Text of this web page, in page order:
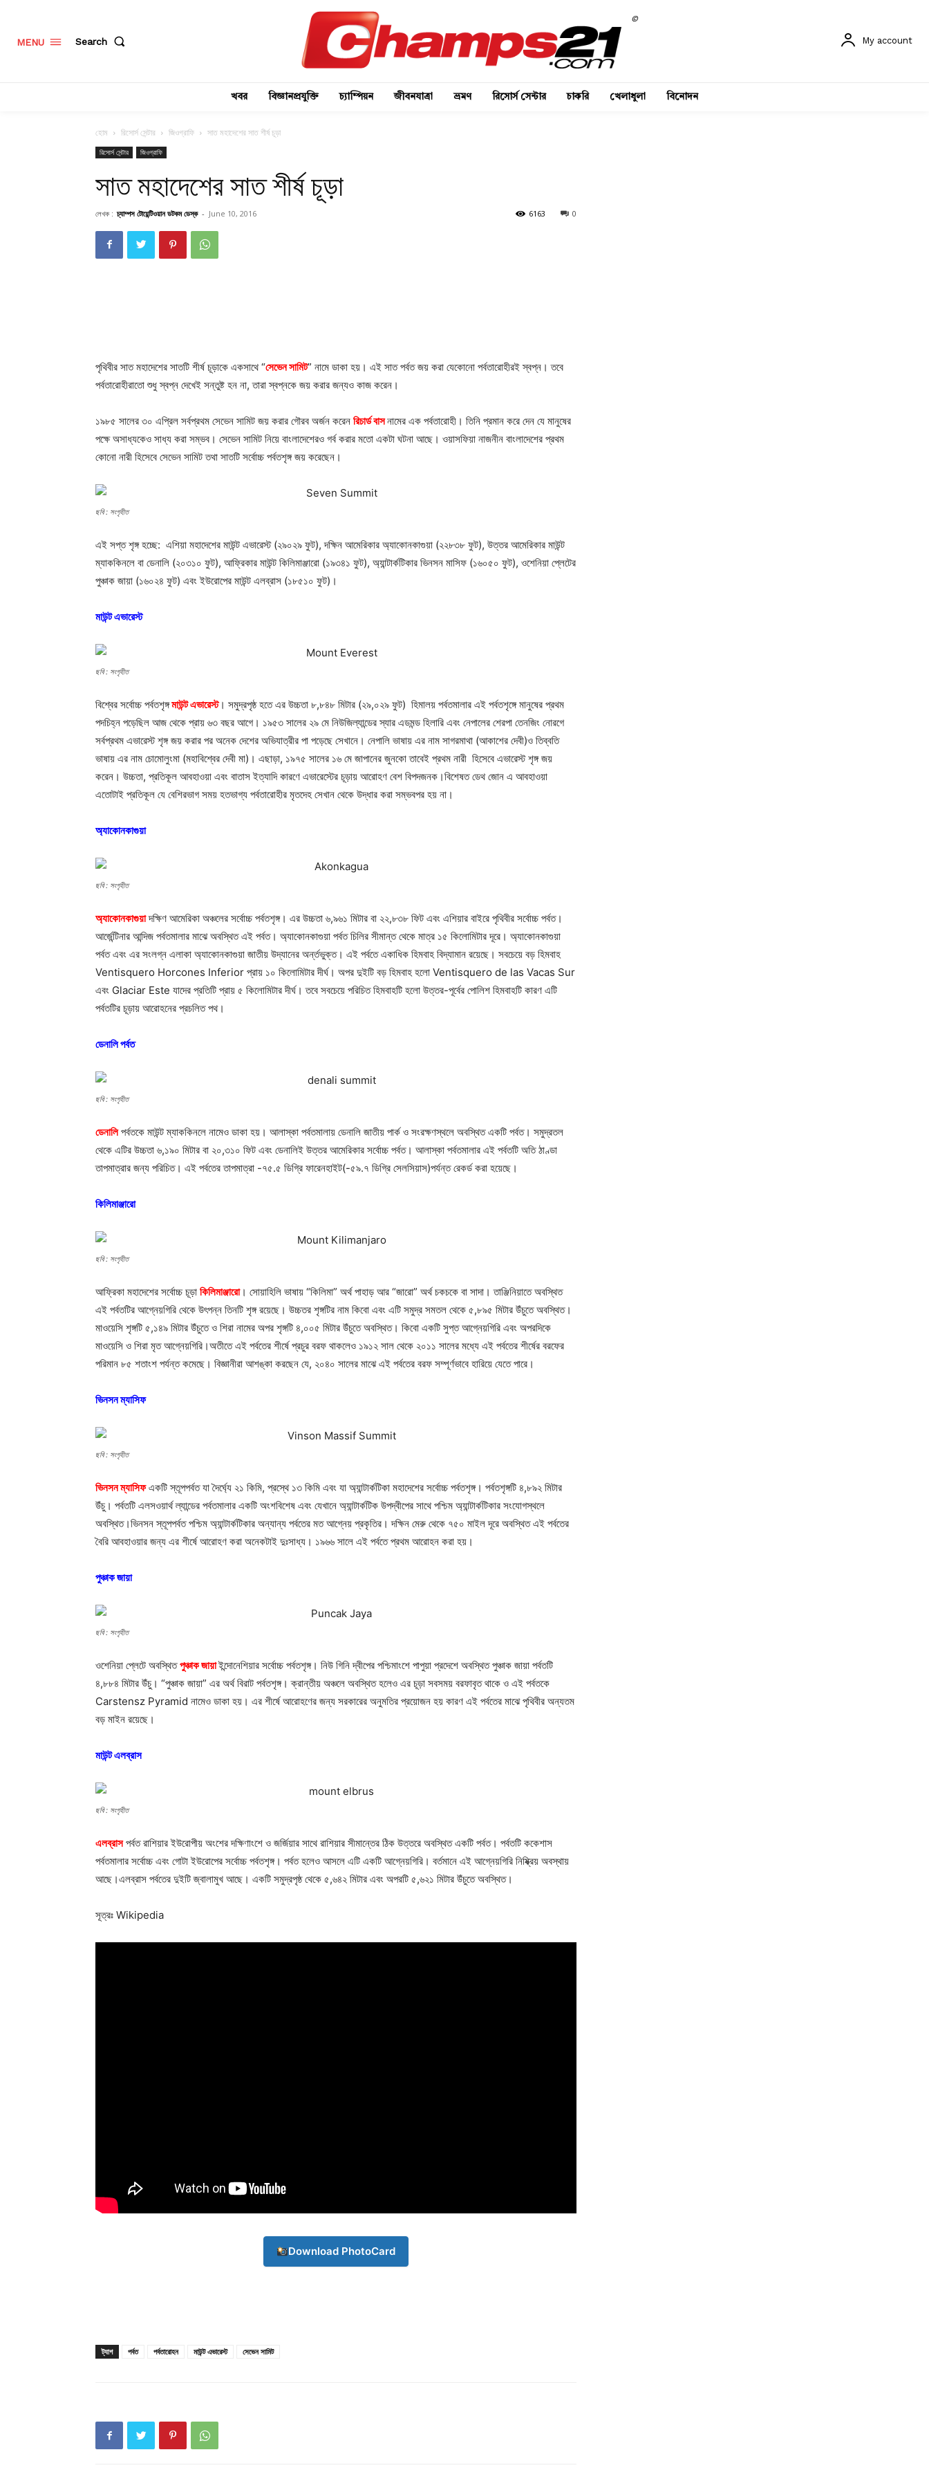
Champs21
Company
About
Contact us
MENU Search
©
My account
খবর বিজ্ঞানপ্রযুক্তি চ্যাম্পিয়ন জীবনযাত্রা ভ্রমণ রিসোর্স সেন্টার চাকরি খেলাধুলা বিনোদন
হোম রিসোর্স সেন্টার জিওগ্রাফি সাত মহাদেশের সাত শীর্ষ চূড়া
রিসোর্স সেন্টার জিওগ্রাফি
সাত মহাদেশের সাত শীর্ষ চূড়া
লেখক : চ্যাম্পস টোয়েন্টিওয়ান ডটকম ডেস্ক - June 10, 2016 0
6163
পৃথিবীর সাত মহাদেশের সাতটি শীর্ষ চূড়াকে একসাথে “সেভেন সামিট” নামে ডাকা হয়। এই সাত পর্বত জয় করা যেকোনো পর্বতারোহীরই স্বপ্ন। তবে
পর্বতারোহীরাতো শুধু স্বপ্ন দেখেই সন্তুষ্ট হন না, তারা স্বপ্নকে জয় করার জন্যও কাজ করেন।
১৯৮৫ সালের ৩০ এপ্রিল সর্বপ্রথম সেভেন সামিট জয় করার গৌরব অর্জন করেন রিচার্ড বাসনামের এক পর্বতারোহী। তিনি প্রমান করে দেন যে মানুষের
পক্ষে অসাধ্যকেও সাধ্য করা সম্ভব। সেভেন সামিট নিয়ে বাংলাদেশেরও গর্ব করার মতো একটা ঘটনা আছে। ওয়াসফিয়া নাজনীন বাংলাদেশের প্রথম
কোনো নারী হিসেবে সেভেন সামিট তথা সাতটি সর্বোচ্চ পর্বতশৃঙ্গ জয় করেছেন।
ছবি : সংগৃহীত
এই সপ্ত শৃঙ্গ হচ্ছে: এশিয়া মহাদেশের মাউন্ট এভারেস্ট (২৯০২৯ ফুট), দক্ষিন আমেরিকার অ্যাকোনকাগুয়া (২২৮৩৮ ফুট), উত্তর আমেরিকার মাউন্ট
ম্যাককিনলে বা ডেনালি (২০৩১০ ফুট), আফ্রিকার মাউন্ট কিলিমাঞ্জারো (১৯৩৪১ ফুট), অ্যান্টার্কটিকার ভিনসন মাসিফ (১৬০৫০ ফুট), ওশেনিয়া প্লেটের
পুঞ্চাক জায়া (১৬০২৪ ফুট) এবং ইউরোপের মাউন্ট এলব্রাস (১৮৫১০ ফুট)।
মাউন্ট এভারেস্ট
ছবি : সংগৃহীত
বিশ্বের সর্বোচ্চ পর্বতশৃঙ্গমাউন্ট এভারেস্ট। সমুদ্রপৃষ্ঠ হতে এর উচ্চতা ৮,৮৪৮ মিটার (২৯,০২৯ ফুট) হিমালয় পর্বতমালার এই পর্বতশৃঙ্গে মানুষের প্রথম
পদচিহ্ন পড়েছিল আজ থেকে প্রায় ৬৩ বছর আগে। ১৯৫৩ সালের ২৯ মে নিউজিল্যান্ডের স্যার এডমন্ড হিলারি এবং নেপালের শেরপা তেনজিং নোরগে
সর্বপ্রথম এভারেস্ট শৃঙ্গ জয় করার পর অনেক দেশের অভিযাত্রীর পা পড়েছে সেখানে। নেপালি ভাষায় এর নাম সাগরমাথা (আকাশের দেবী)ও তিব্বতি
ভাষায় এর নাম চোমোলুংমা (মহাবিশ্বের দেবী মা)। এছাড়া, ১৯৭৫ সালের ১৬ মে জাপানের জুনকো তাবেই প্রথম নারী হিসেবে এভারেস্ট শৃঙ্গ জয়
করেন। উচ্চতা, প্রতিকূল আবহাওয়া এবং বাতাস ইত্যাদি কারণে এভারেস্টের চূড়ায় আরোহণ বেশ বিপদজনক।বিশেষত ডেথ জোন এ আবহাওয়া
এতোটাই প্রতিকূল যে বেশিরভাগ সময় হতভাগ্য পর্বতারোহীর মৃতদেহ সেখান থেকে উদ্ধার করা সম্ভবপর হয় না।
অ্যাকোনকাগুয়া
ছবি : সংগৃহীত
অ্যাকোনকাগুয়াদক্ষিণ আমেরিকা অঞ্চলের সর্বোচ্চ পর্বতশৃঙ্গ। এর উচ্চতা ৬,৯৬১ মিটার বা ২২,৮৩৮ ফিট এবং এশিয়ার বাইরে পৃথিবীর সর্বোচ্চ পর্বত।
আর্জেন্টিনার আন্দিজ পর্বতমালার মাঝে অবস্থিত এই পর্বত। অ্যাকোনকাগুয়া পর্বত চিলির সীমান্ত থেকে মাত্র ১৫ কিলোমিটার দূরে। অ্যাকোনকাগুয়া
পর্বত এবং এর সংলগ্ন এলাকা অ্যাকোনকাগুয়া জাতীয় উদ্যানের অর্ন্তভুক্ত। এই পর্বতে একাধিক হিমবাহ বিদ্যামান রয়েছে। সবচেয়ে বড় হিমবাহ
Ventisquero Horcones Inferior প্রায় ১০ কিলোমিটার দীর্ঘ। অপর দুইটি বড় হিমবাহ হলো Ventisquero de las Vacas Sur
এবং Glaciar Este যাদের প্রতিটি প্রায় ৫ কিলোমিটার দীর্ঘ। তবে সবচেয়ে পরিচিত হিমবাহটি হলো উত্তর-পূর্বের পোলিশ হিমবাহটি কারণ এটি
পর্বতটির চূড়ায় আরোহনের প্রচলিত পথ।
ডেনালি পর্বত
ছবি : সংগৃহীত
ডেনালিপর্বতকে মাউন্ট ম্যাককিনলে নামেও ডাকা হয়। আলাস্কা পর্বতমালায় ডেনালি জাতীয় পার্ক ও সংরক্ষণস্থলে অবস্থিত একটি পর্বত। সমুদ্রতল
থেকে এটির উচ্চতা ৬,১৯০ মিটার বা ২০,৩১০ ফিট এবং ডেনালিই উত্তর আমেরিকার সর্বোচ্চ পর্বত। আলাস্কা পর্বতমালার এই পর্বতটি অতি ঠাণ্ডা
তাপমাত্রার জন্য পরিচিত। এই পর্বতের তাপমাত্রা -৭৫.৫ ডিগ্রি ফারেনহাইট(-৫৯.৭ ডিগ্রি সেলসিয়াস)পর্যন্ত রেকর্ড করা হয়েছে।
কিলিমাঞ্জারো
ছবি : সংগৃহীত
আফ্রিকা মহাদেশের সর্বোচ্চ চূড়া কিলিমাঞ্জারো। সোয়াহিলি ভাষায় “কিলিমা” অর্থ পাহাড় আর “জারো” অর্থ চকচকে বা সাদা। তাঞ্জিনিয়াতে অবস্থিত
এই পর্বতটির আগ্নেয়গিরি থেকে উৎপন্ন তিনটি শৃঙ্গ রয়েছে। উচ্চতর শৃঙ্গটির নাম কিবো এবং এটি সমুদ্র সমতল থেকে ৫,৮৯৫ মিটার উঁচুতে অবস্থিত।
মাওয়েসি শৃঙ্গটি ৫,১৪৯ মিটার উঁচুতে ও শিরা নামের অপর শৃঙ্গটি ৪,০০৫ মিটার উঁচুতে অবস্থিত। কিবো একটি সুপ্ত আগ্নেয়গিরি এবং অপরদিকে
মাওয়েসি ও শিরা মৃত আগ্নেয়গিরি।অতীতে এই পর্বতের শীর্ষে প্রচুর বরফ থাকলেও ১৯১২ সাল থেকে ২০১১ সালের মধ্যে এই পর্বতের শীর্ষের বরফের
পরিমান ৮৫ শতাংশ পর্যন্ত কমেছে। বিজ্ঞানীরা আশঙ্কা করছেন যে, ২০৪০ সালের মাঝে এই পর্বতের বরফ সম্পূর্ণভাবে হারিয়ে যেতে পারে।
ভিনসন ম্যাসিফ
ছবি : সংগৃহীত
ভিনসন ম্যাসিফএকটি স্তূপপর্বত যা দৈর্ঘ্যে ২১ কিমি, প্রস্থে ১৩ কিমি এবং যা অ্যান্টার্কটিকা মহাদেশের সর্বোচ্চ পর্বতশৃঙ্গ। পর্বতশৃঙ্গটি ৪,৮৯২ মিটার
উঁচু। পর্বতটি এলসওয়ার্থ ল্যান্ডের পর্বতমালার একটি অংশবিশেষ এবং যেখানে অ্যান্টার্কটিক উপদ্বীপের সাথে পশ্চিম অ্যান্টার্কটিকার সংযোগস্থলে
অবস্থিত।ভিনসন স্তূপপর্বত পশ্চিম অ্যান্টার্কটিকার অন্যান্য পর্বতের মত আগ্নেয় প্রকৃতির। দক্ষিন মেরু থেকে ৭৫০ মাইল দূরে অবস্থিত এই পর্বতের
বৈরি আবহাওয়ার জন্য এর শীর্ষে আরোহণ করা অনেকটাই দুঃসাধ্য। ১৯৬৬ সালে এই পর্বতে প্রথম আরোহন করা হয়।
পুঞ্চাক জায়া
ছবি : সংগৃহীত
ওশেনিয়া প্লেটে অবস্থিতপুঞ্চাক জায়াইন্দোনেশিয়ার সর্বোচ্চ পর্বতশৃঙ্গ। নিউ গিনি দ্বীপের পশ্চিমাংশে পাপুয়া প্রদেশে অবস্থিত পুঞ্চাক জায়া পর্বতটি
৪,৮৮৪ মিটার উঁচু। “পুঞ্চাক জায়া” এর অর্থ বিরাট পর্বতশৃঙ্গ। ক্রান্তীয় অঞ্চলে অবস্থিত হলেও এর চূড়া সবসময় বরফাবৃত থাকে ও এই পর্বতকে
Carstensz Pyramid নামেও ডাকা হয়। এর শীর্ষে আরোহণের জন্য সরকারের অনুমতির প্রয়োজন হয় কারণ এই পর্বতের মাঝে পৃথিবীর অন্যতম
বড় মাইন রয়েছে।
মাউন্ট এলব্রাস
ছবি : সংগৃহীত
এলব্রাসপর্বত রাশিয়ার ইউরোপীয় অংশের দক্ষিণাংশে ও জর্জিয়ার সাথে রাশিয়ার সীমান্তের ঠিক উত্তরে অবস্থিত একটি পর্বত। পর্বতটি ককেশাস
পর্বতমালার সর্বোচ্চ এবং গোটা ইউরোপের সর্বোচ্চ পর্বতশৃঙ্গ। পর্বত হলেও আসলে এটি একটি আগ্নেয়গিরি। বর্তমানে এই আগ্নেয়গিরি নিষ্ক্রিয় অবস্থায়
আছে।এলব্রাস পর্বতের দুইটি জ্বালামুখ আছে। একটি সমুদ্রপৃষ্ঠ থেকে ৫,৬৪২ মিটার এবং অপরটি ৫,৬২১ মিটার উঁচুতে অবস্থিত।
সূত্রঃ Wikipedia
Download PhotoCard
ট্যাগ পর্বত পর্বতারোহন মাউন্ট এভারেস্ট সেভেন সামিট